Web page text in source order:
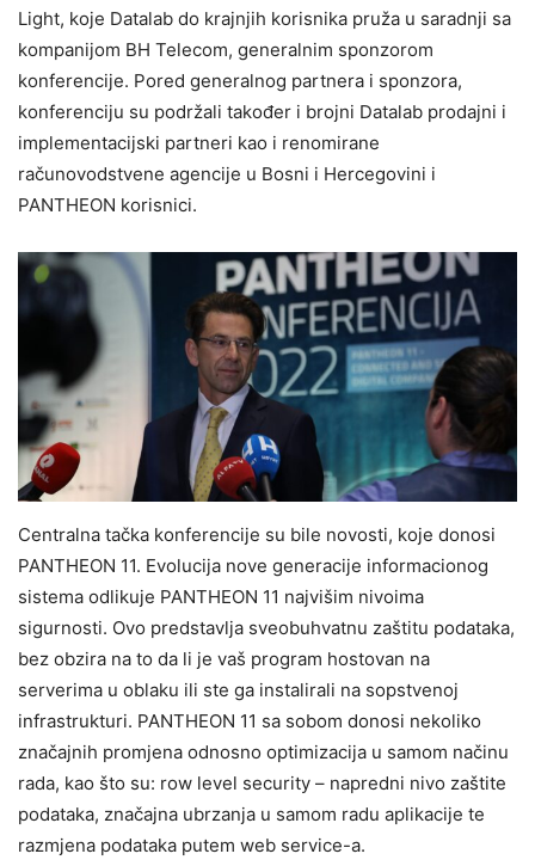
Light, koje Datalab do krajnjih korisnika pruža u saradnji sa
kompanijom BH Telecom, generalnim sponzorom
konferencije. Pored generalnog partnera i sponzora,
konferenciju su podržali također i brojni Datalab prodajni i
implementacijski partneri kao i renomirane
računovodstvene agencije u Bosni i Hercegovini i
PANTHEON korisnici.
Centralna tačka konferencije su bile novosti, koje donosi
PANTHEON 11. Evolucija nove generacije informacionog
sistema odlikuje PANTHEON 11 najvišim nivoima
sigurnosti. Ovo predstavlja sveobuhvatnu zaštitu podataka,
bez obzira na to da li je vaš program hostovan na
serverima u oblaku ili ste ga instalirali na sopstvenoj
infrastrukturi. PANTHEON 11 sa sobom donosi nekoliko
značajnih promjena odnosno optimizacija u samom načinu
rada, kao što su: row level security – napredni nivo zaštite
podataka, značajna ubrzanja u samom radu aplikacije te
razmjena podataka putem web service-a.